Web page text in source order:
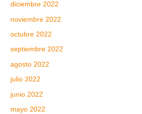
diciembre 2022
noviembre 2022
octubre 2022
septiembre 2022
agosto 2022
julio 2022
junio 2022
mayo 2022